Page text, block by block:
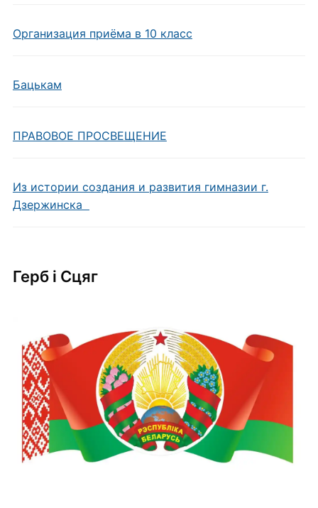
Организация приёма в 10 класс
Бацькам
ПРАВОВОЕ ПРОСВЕЩЕНИЕ
Из истории создания и развития гимназии г.
Дзержинска
Герб i Сцяг